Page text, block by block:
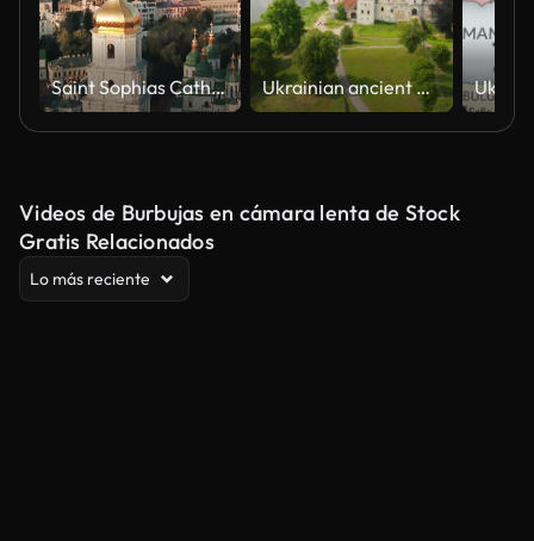
Saint Sophias Cathedral, square. Kiyv Ukraine Ukrainian ancient Svirzh castle in sunny day. Filmed in UHD 4k video. Discover the beauty of earth.
Videos de Burbujas en cámara lenta de Stock
Gratis Relacionados
Lo más reciente